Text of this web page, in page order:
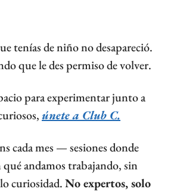
tenías de niño no desapareció.
que le des permiso de volver.
para experimentar junto a
únete a Club C.
cada mes — sesiones donde
andamos trabajando, sin
curiosidad. No expertos, solo